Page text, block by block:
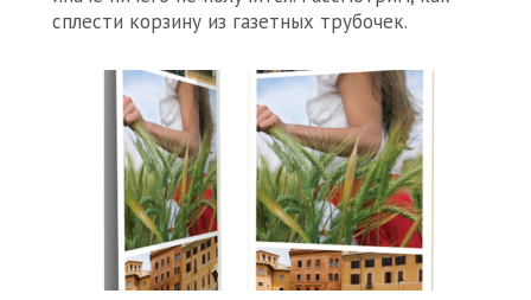
сплести корзину из газетных трубочек.